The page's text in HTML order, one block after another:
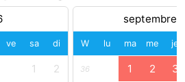
ve sa di
1 2
septembre
W lu ma me je
36 1 2 3